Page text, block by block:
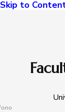
Skip to